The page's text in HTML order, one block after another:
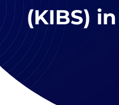
(KIBS)